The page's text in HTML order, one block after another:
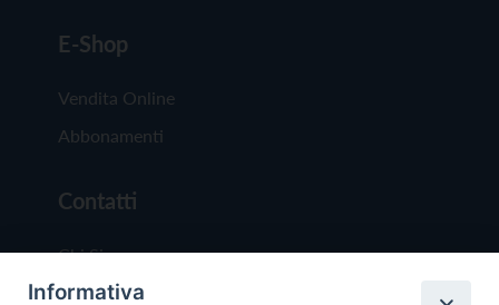
E-Shop
Vendita Online
Abbonamenti
Contatti
Chi Siamo
Redazione
Informativa